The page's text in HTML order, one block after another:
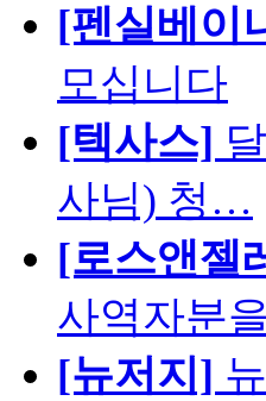
[펜실베이
모십니다
[텍사스]
사님) 청…
[로스앤젤
사역자분
[뉴저지]